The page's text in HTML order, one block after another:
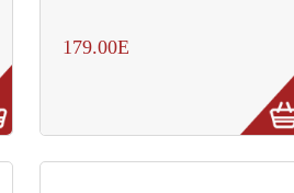
179.00E